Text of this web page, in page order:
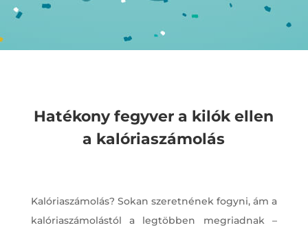
Hatékony fegyver a kilók ellen
a kalóriaszámolás
Kalóriaszámolás? Sokan szeretnének fogyni, ám a
kalóriaszámolástól a legtöbben megriadnak –